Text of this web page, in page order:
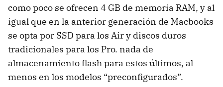
como poco se ofrecen 4 GB de memoria RAM, y al
igual que en la anterior generación de Macbooks
se opta por SSD para los Air y discos duros
tradicionales para los Pro. nada de
almacenamiento flash para estos últimos, al
menos en los modelos “preconfigurados”.